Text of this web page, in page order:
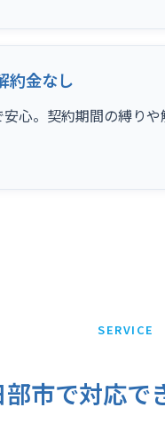
約金なし
心。契約期間の縛り
SERVICE
部市で対応で